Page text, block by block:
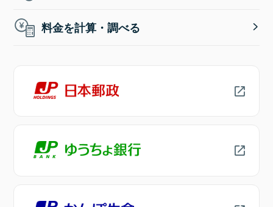
料金を計算・調べる